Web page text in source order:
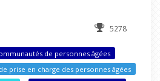
5278
de personnes âgées
prise en charge des personnes âgées